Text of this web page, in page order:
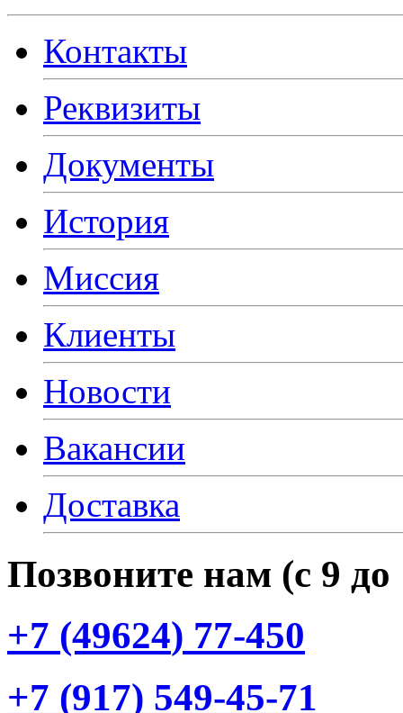
Контакты
Реквизиты
Документы
История
Миссия
Клиенты
Новости
Вакансии
Доставка
Позвоните нам (с 9
+7 (49624) 77-450
+7 (917) 549-45-71